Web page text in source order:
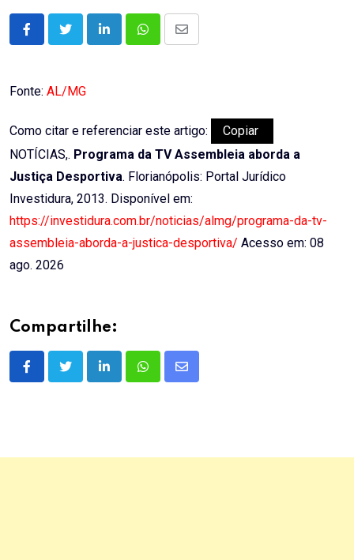
LinkedInWhatsappShare
Fonte: AL/MG
Como citar e referenciar este artigo:
Copiar
NOTÍCIAS,. Programa da TV Assembleia aborda a
Justiça Desportiva. Florianópolis: Portal Jurídico
Investidura, 2013. Disponível em:
https://investidura.com.br/noticias/almg/programa-da-tv-
assembleia-aborda-a-justica-desportiva/ Acesso em: 08
ago. 2026
Compartilhe:
LinkedInWhatsappShare